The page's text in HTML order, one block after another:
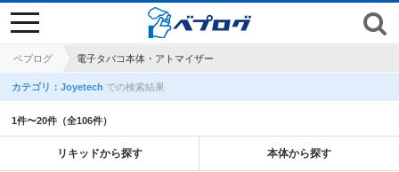
ベプログ 電子タバコ本体・アトマイザー
toggle
navigation
カテゴリ：Joyetech での検索結果
1件〜20件（全106件）
リキッドから探す 本体から探す